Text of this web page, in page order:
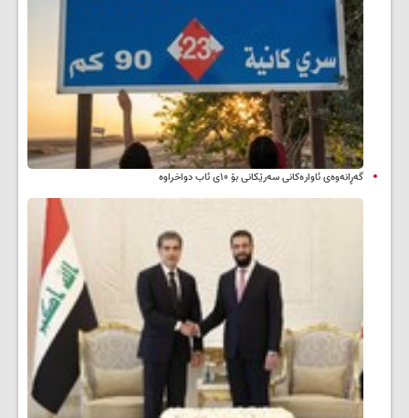
گەڕانەوەی ئاوارەکانی سەرێکانی بۆ ۱۰ی ئاب دواخراوە